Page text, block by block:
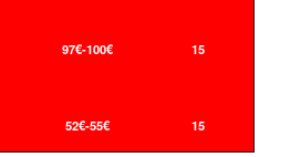
97€-100€ 15
52€-55€ 15